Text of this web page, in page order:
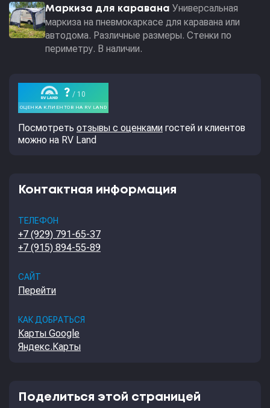
Маркиза для каравана Универсальная
маркиза на пневмокаркасе для каравана или
автодома. Различные размеры. Стенки по
периметру. В наличии.
Посмотреть отзывы с оценками гостей и клиентов
можно на RV Land
Контактная информация
ТЕЛЕФОН
+7 (929) 791-65-37
+7 (915) 894-55-89
САЙТ
Перейти
КАК ДОБРАТЬСЯ
Карты Google
Яндекс.Карты
Поделиться этой страницей